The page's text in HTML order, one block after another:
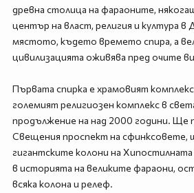
древна столица на фараоните,
център на власт, религия и култура в
мястото, където времето спира, а
цивилизацията оживява пред очите
Първата спирка е храмовият
големият религиозен комплекс в
продължение на над 2000 години. Ще
Свещения проспект на сфинксовете,
гигантските колони на
в историята на великите фараони,
всяка колона и релеф.